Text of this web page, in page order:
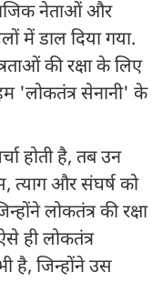
नेताओं और
में डाल दिया गया.
की रक्षा के लिए
'लोकतंत्र सेनानी' के
होती है, तब उन
त्याग और संघर्ष को
लोकतंत्र की रक्षा
ही लोकतंत्र
है, जिन्होंने उस